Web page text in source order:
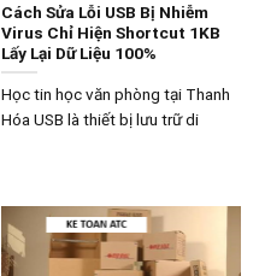
Cách Sửa Lỗi USB Bị Nhiễm
Virus Chỉ Hiện Shortcut 1KB
Lấy Lại Dữ Liệu 100%
Học tin học văn phòng tại Thanh
Hóa USB là thiết bị lưu trữ di